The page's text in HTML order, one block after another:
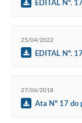
EDITAL Nº.
25/04/2022
EDITAL Nº.
27/06/2018
Ata Nº 17 do